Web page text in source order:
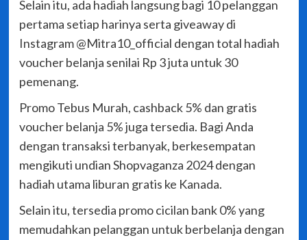
Selain itu, ada hadiah langsung bagi 10 pelanggan
pertama setiap harinya serta giveaway di
Instagram @Mitra10_official dengan total hadiah
voucher belanja senilai Rp 3 juta untuk 30
pemenang.
Promo Tebus Murah, cashback 5% dan gratis
voucher belanja 5% juga tersedia. Bagi Anda
dengan transaksi terbanyak, berkesempatan
mengikuti undian Shopvaganza 2024 dengan
hadiah utama liburan gratis ke Kanada.
Selain itu, tersedia promo cicilan bank 0% yang
memudahkan pelanggan untuk berbelanja dengan